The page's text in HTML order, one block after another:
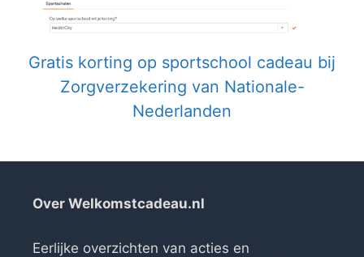
Gratis korting op sportschool cadeau bij
Zorgverzekering van Nationale-
Nederlanden
Over Welkomstcadeau.nl
Eerlijke overzichten van acties en